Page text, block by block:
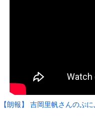
【朗報】 吉岡里帆さんのぷ